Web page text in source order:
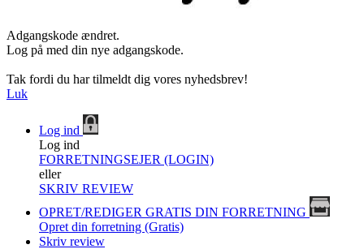
Adgangskode ændret.
Log på med din nye adgangskode.
Tak fordi du har tilmeldt dig vores nyhedsbrev!
Luk
Log ind
Log ind
FORRETNINGSEJER (LOGIN)
eller
SKRIV REVIEW
OPRET/REDIGER GRATIS DIN FORRETNING
Opret din forretning (Gratis)
Skriv review